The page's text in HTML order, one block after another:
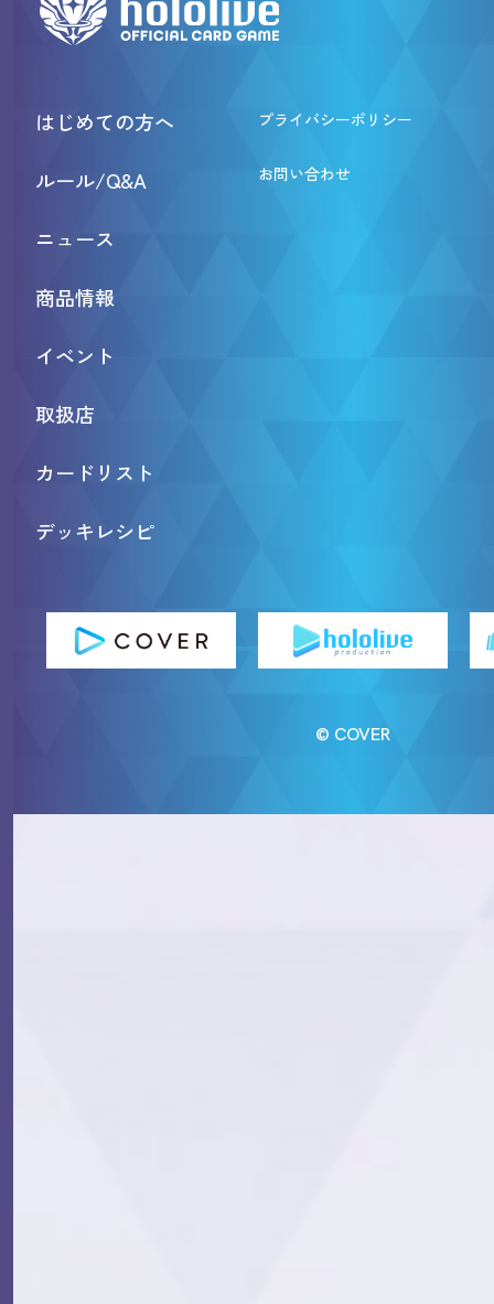
はじめての方へ
ルール/Q&A
ニュース
商品情報
イベント
取扱店
カードリスト
デッキレシピ
プライバシーポリシー
お問い合わせ
© COVER